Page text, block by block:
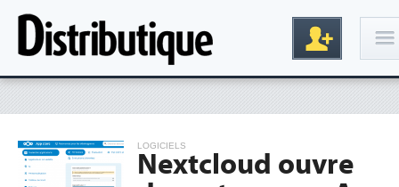
LOGICIELS
Nextcloud ouvre